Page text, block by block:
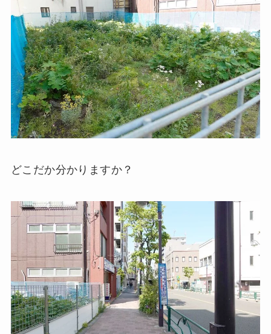
どこだか分かりますか？